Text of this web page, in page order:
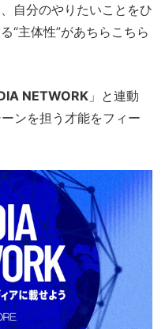
自分のやりたいことをひ
“主体性”があちらこちら
NETWORK 」と連動
ンを担う才能をフィー